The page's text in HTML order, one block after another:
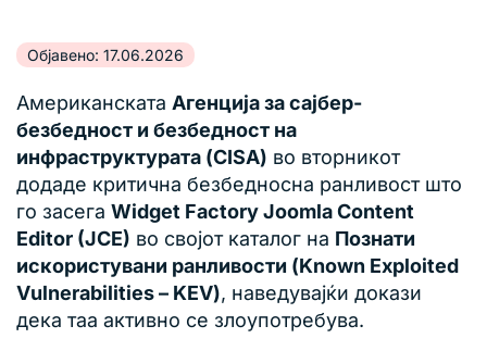
Објавено: 17.06.2026
Американската Агенција за сајбер-
безбедност и безбедност на
инфраструктурата (CISA) во вторникот
додаде критична безбедносна ранливост што
го засега Widget Factory Joomla Content
Editor (JCE) во својот каталог на Познати
искористувани ранливости (Known Exploited
Vulnerabilities – KEV), наведувајќи докази
дека таа активно се злоупотребува.